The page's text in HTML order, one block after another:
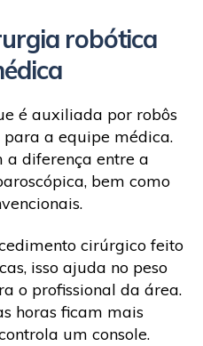
robótica
é auxiliada por robôs
a equipe médica.
a diferença entre a
bem como
cirúrgico feito
isso ajuda no peso
o profissional da área.
horas ficam mais
um console.